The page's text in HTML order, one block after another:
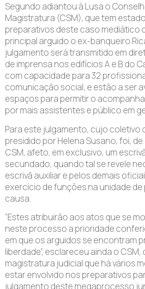
Segundo adiantou à Lusa o
Magistratura (CSM), que tem
preparativos deste caso mediático
principal arguido o ex-banqueiro
julgamento será transmitido em
de imprensa nos edifícios A e B do
com capacidade para 32
comunicação social, e estão a ser
espaços para permitir o
por mais assistentes e público em
Para este julgamento, cujo coletivo
presidido por Helena Susano, foi,
CSM, afeto, em exclusivo, um
secundado, quando tal se revele
escrivã auxiliar e pelos demais
exercício de funções na unidade
causa.
“Estes atribuirão aos atos que se
neste processo a prioridade
em que os arguidos se encontram
liberdade”, esclareceu ainda o
magistratura judicial que há vários
estar envolvido nos preparativos
julgamento deste megaprocesso